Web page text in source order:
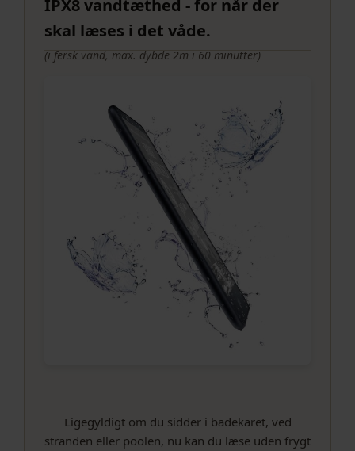
IPX8 vandtæthed - for når der
skal læses i det våde.
(i fersk vand, max. dybde 2m i 60 minutter)
Ligegyldigt om du sidder i badekaret, ved
stranden eller poolen, nu kan du læse uden frygt